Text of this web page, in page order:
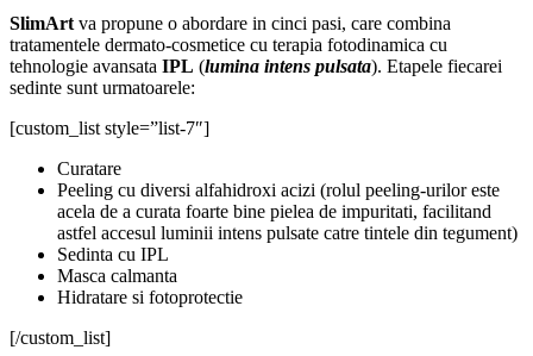
SlimArt va propune o abordare in cinci pasi, care combina
tratamentele dermato-cosmetice cu terapia fotodinamica cu
tehnologie avansata IPL (lumina intens pulsata). Etapele fiecarei
sedinte sunt urmatoarele:
[custom_list style=”list-7″]
Curatare
Peeling cu diversi alfahidroxi acizi (rolul peeling-urilor este
acela de a curata foarte bine pielea de impuritati, facilitand
astfel accesul luminii intens pulsate catre tintele din tegument)
Sedinta cu IPL
Masca calmanta
Hidratare si fotoprotectie
[/custom_list]